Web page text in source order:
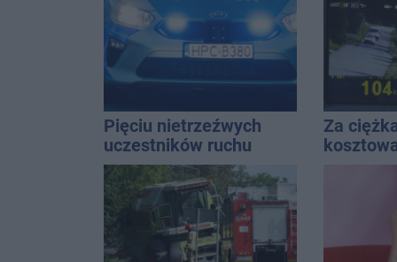
Pięciu nietrzeźwych
uczestników ruchu
wpadło w ręce policji.
Rekordzista miał 2,6
promila
Za
Do